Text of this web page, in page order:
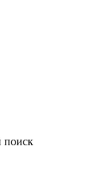
поиск